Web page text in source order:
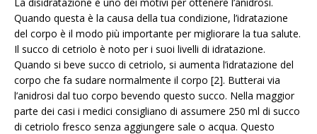
Quando questa è la causa della tua condizione, l’idratazione
del corpo è il modo più importante per migliorare la tua salute.
Il succo di cetriolo è noto per i suoi livelli di idratazione.
Quando si beve succo di cetriolo, si aumenta l’idratazione del
corpo che fa sudare normalmente il corpo [2]. Butterai via
l’anidrosi dal tuo corpo bevendo questo succo. Nella maggior
parte dei casi i medici consigliano di assumere 250 ml di succo
di cetriolo fresco senza aggiungere sale o acqua. Questo